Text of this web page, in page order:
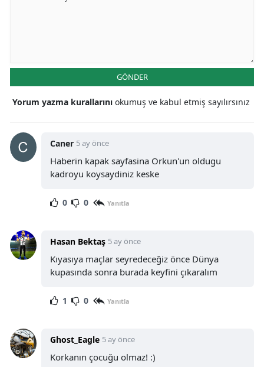
GÖNDER
Yorum yazma kurallarını okumuş ve kabul etmiş sayılırsınız
Caner 5 ay önce
Haberin kapak sayfasina Orkun'un oldugu
kadroyu koysaydiniz keske
0 0 Yanıtla
Hasan Bektaş 5 ay önce
Kıyasıya maçlar seyredeceğiz önce Dünya
kupasında sonra burada keyfini çıkaralım
1 0 Yanıtla
Ghost_Eagle 5 ay önce
Korkanın çocuğu olmaz! :)